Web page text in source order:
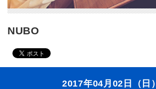
NUBO
2017年04月02日（日）